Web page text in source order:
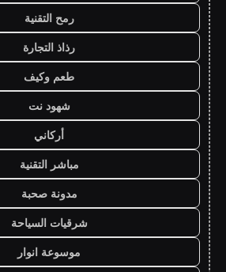
رمح التقنية
رذاذ التجارة
طعم وكيف
شهود نت
أركاني
مباشر التقنية
مدونة صحبة
شرقيات السياحة
موسوعة انوار